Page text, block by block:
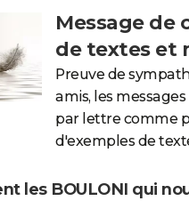
Message de
de textes et
Preuve de
amis, les
par lettre comme
d'exemples de
les BOULONI qui